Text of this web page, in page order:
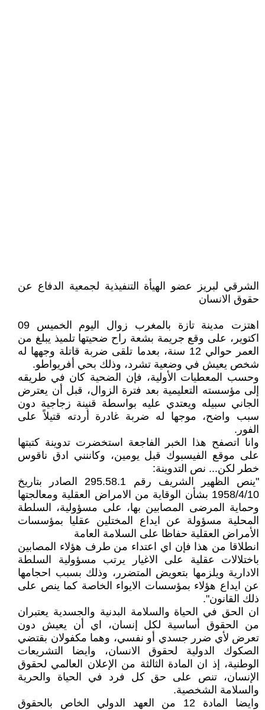
الشرقي لبريز عضو الهيأة التنفيذية لجمعية الدفاع عن
حقوق الانسان
اهتزت مدينة تازة بالمغرب زوال اليوم الخميس 09
اكتوير، على وقع جريمة بشعة راح ضحيتها تلميذ يبلغ من
العمر حوالي 12 سنة، بعدما تلقى ضربة قاتلة وجهها له
شخص يعيش في وضعية تشرد، وذلك بحي أفريواطو.
وحسب المعطيات الأولية، فإن الضحية كان في طريقه
إلى مؤسسته التعليمية بعد فترة الزوال، قبل أن يعترض
الجاني سبيله ويعتدي عليه بواسطة قنينة زجاجية دون
سبب واضح، موجها له ضربة غادرة أردته قتيلاً على
الفور.
وانا اتصفح هذا الخبر الفاجعة استخضرت تدوينة كتبتها
على موقع الفيسبوك قبل يومين، وكاننني ادق ناقوس
خطر لكن... نص التدوينة:
"ينص الظهير الشريف رقم 295.58.1 الصادر بتاريخ
1958/4/10 بشأن الوقاية من الامراض العقلية ومعالجتها
وحماية المرضى المصابين بها، على مسؤولية، السلطة
المحلية مسؤولة عن ايداع المختلين عقليا بمؤسسات
الأمراض العقلية حفاظا على السلامة العامة
انطلاقا من هذا فإن اي اعتداء من طرف هؤلاء المصابين
باختلالات عقلية على الاغيار يرتب مسؤولية السلطة
الادارية ويلزمها بتعويض المتضرر، وذلك بسبب احجامها
عن ايداع هؤلاء بمؤسسات الايواء الخاصة كما ينص على
ذلك القانون".
ان الحق في الحياة والسلامة البدنية والجسدية يعتبران
من الحقوق أساسية لكل إنسان، اي أن يعيش دون
تعرض لأي ضرر جسدي أو نفسي، وهما مكفولان بقتضي
الصكوك الدولية لحقوق الانسان، وايضا التشريعات
الوطنية، إذ ان المادة الثالثة من الإعلان العالمي لحقوق
الإنسان، تنص على حق كل فرد في الحياة والحرية
والسلامة الشخصية.
وايضا المادة 12 من العهد الدولي الخاص بالحقوق